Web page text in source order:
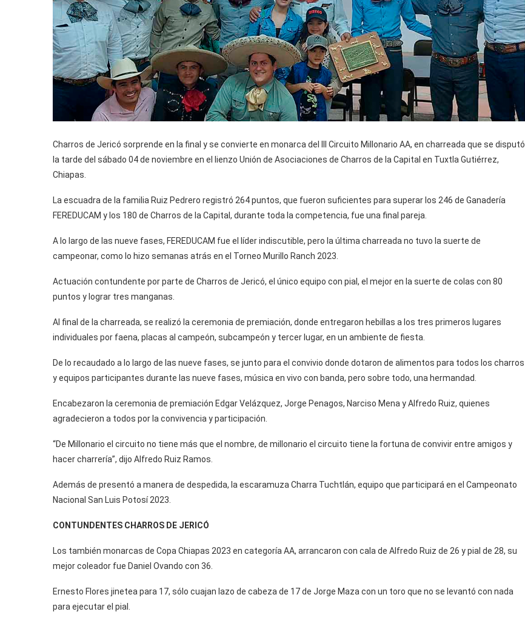
Charros de Jericó sorprende en la final y se convierte en monarca del III Circuito Millonario AA, en charreada que se disputó
la tarde del sábado 04 de noviembre en el lienzo Unión de Asociaciones de Charros de la Capital en Tuxtla Gutiérrez,
Chiapas.
La escuadra de la familia Ruiz Pedrero registró 264 puntos, que fueron suficientes para superar los 246 de Ganadería
FEREDUCAM y los 180 de Charros de la Capital, durante toda la competencia, fue una final pareja.
A lo largo de las nueve fases, FEREDUCAM fue el líder indiscutible, pero la última charreada no tuvo la suerte de
campeonar, como lo hizo semanas atrás en el Torneo Murillo Ranch 2023.
Actuación contundente por parte de Charros de Jericó, el único equipo con pial, el mejor en la suerte de colas con 80
puntos y lograr tres manganas.
Al final de la charreada, se realizó la ceremonia de premiación, donde entregaron hebillas a los tres primeros lugares
individuales por faena, placas al campeón, subcampeón y tercer lugar, en un ambiente de fiesta.
De lo recaudado a lo largo de las nueve fases, se junto para el convivio donde dotaron de alimentos para todos los charros
y equipos participantes durante las nueve fases, música en vivo con banda, pero sobre todo, una hermandad.
Encabezaron la ceremonia de premiación Edgar Velázquez, Jorge Penagos, Narciso Mena y Alfredo Ruiz, quienes
agradecieron a todos por la convivencia y participación.
“De Millonario el circuito no tiene más que el nombre, de millonario el circuito tiene la fortuna de convivir entre amigos y
hacer charrería”, dijo Alfredo Ruiz Ramos.
Además de presentó a manera de despedida, la escaramuza Charra Tuchtlán, equipo que participará en el Campeonato
Nacional San Luis Potosí 2023.
CONTUNDENTES CHARROS DE JERICÓ
Los también monarcas de Copa Chiapas 2023 en categoría AA, arrancaron con cala de Alfredo Ruiz de 26 y pial de 28, su
mejor coleador fue Daniel Ovando con 36.
Ernesto Flores jinetea para 17, sólo cuajan lazo de cabeza de 17 de Jorge Maza con un toro que no se levantó con nada
para ejecutar el pial.